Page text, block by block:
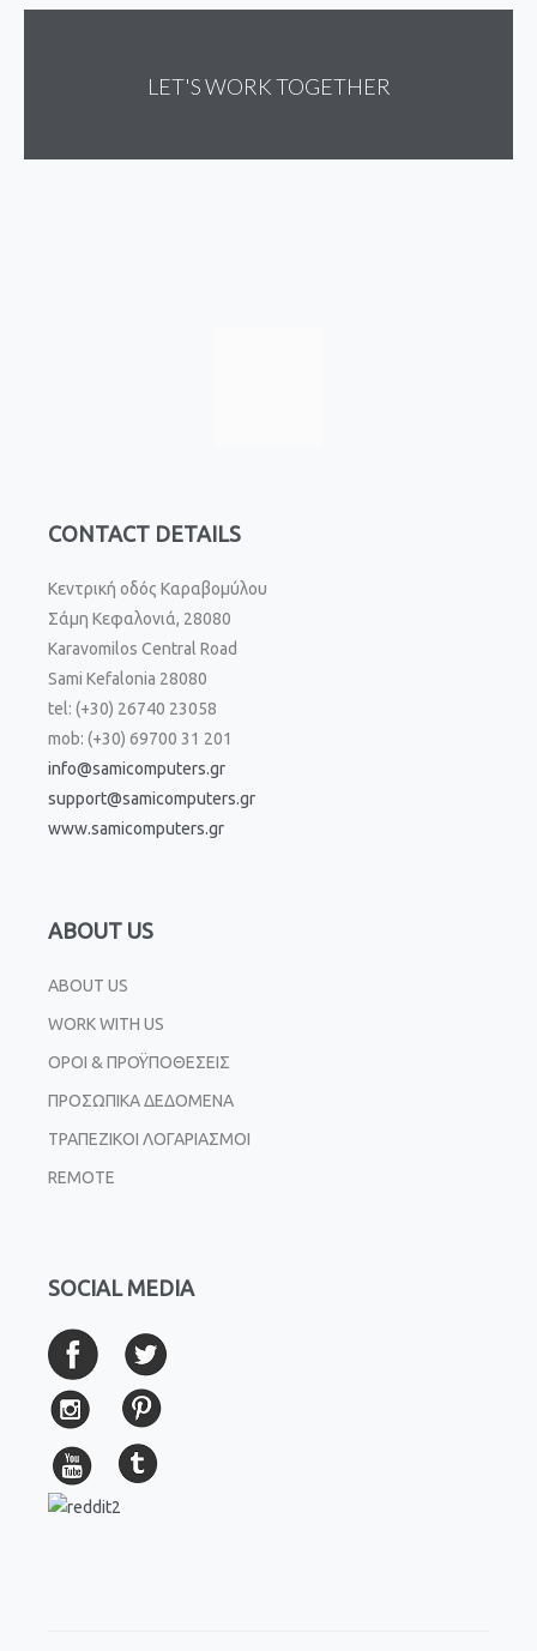
LET'S WORK TOGETHER
CONTACT DETAILS
Κεντρική οδός Καραβομύλου
Σάμη Κεφαλονιά, 28080
Karavomilos Central Road
Sami Kefalonia 28080
tel: (+30) 26740 23058
mob: (+30) 69700 31 201
info@samicomputers.gr
support@samicomputers.gr
www.samicomputers.gr
ABOUT US
ABOUT US
WORK WITH US
ΟΡΟΙ & ΠΡΟΫΠΟΘΕΣΕΙΣ
ΠΡΟΣΩΠΙΚΑ ΔΕΔΟΜΕΝΑ
ΤΡΑΠΕΖΙΚΟΙ ΛΟΓΑΡΙΑΣΜΟΙ
REMOTE
SOCIAL MEDIA